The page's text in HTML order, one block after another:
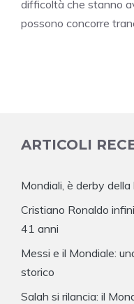
difficoltà che stanno
possono concorre
ARTICOLI
Mondiali, è derby
Cristiano Ronaldo
41 anni
Messi e il Mondiale:
storico
Salah si rilancia: il